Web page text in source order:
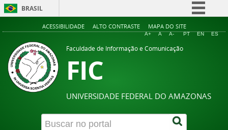
BRASIL
Simplifique!
ACESSIBILIDADE ALTO CONTRASTE MAPA DO SITE
A+ A A- PT EN ES
Faculdade de Informação e Comunicação
FIC
UNIVERSIDADE FEDERAL DO AMAZONAS